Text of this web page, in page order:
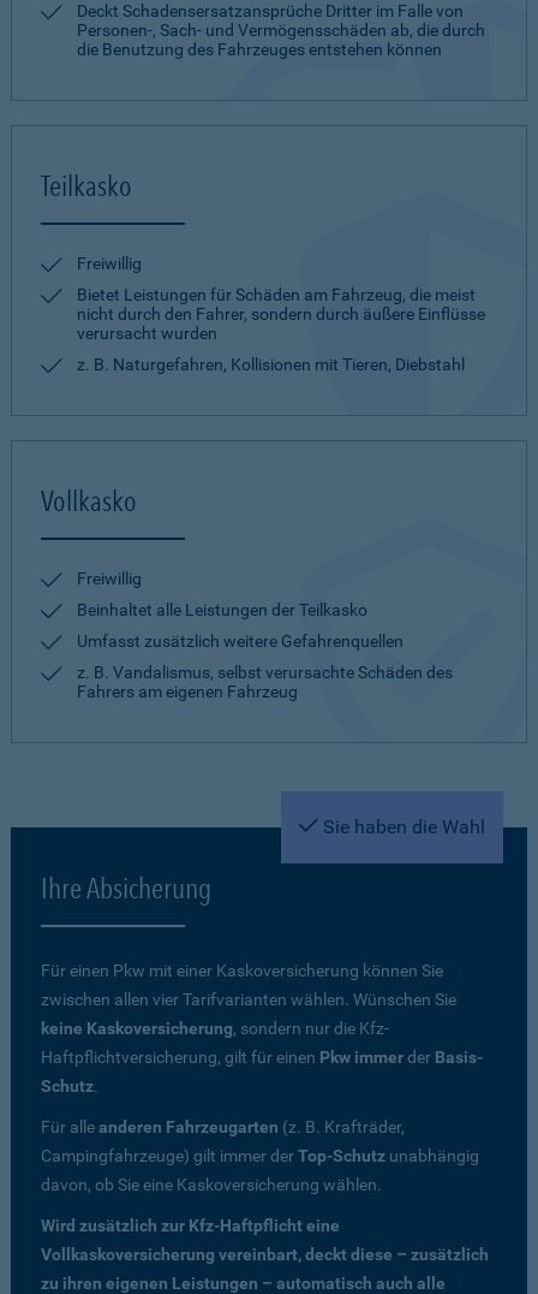
Deckt Schadensersatzansprüche Dritter im Falle von
Personen-, Sach- und Vermögensschäden ab, die durch
die Benutzung des Fahrzeuges entstehen können
Teilkasko
Freiwillig
Bietet Leistungen für Schäden am Fahrzeug, die meist
nicht durch den Fahrer, sondern durch äußere Einflüsse
verursacht wurden
z. B. Naturgefahren, Kollisionen mit Tieren, Diebstahl
Vollkasko
Freiwillig
Beinhaltet alle Leistungen der Teilkasko
Umfasst zusätzlich weitere Gefahrenquellen
z. B. Vandalismus, selbst verursachte Schäden des
Fahrers am eigenen Fahrzeug
Sie haben die Wahl
Ihre Absicherung
Für einen Pkw mit einer Kaskoversicherung können Sie
zwischen allen vier Tarifvarianten wählen. Wünschen Sie
keine Kaskoversicherung, sondern nur die Kfz-
Haftpflichtversicherung, gilt für einen Pkw immerder Basis-
Schutz.
Für alleanderen Fahrzeugarten (z. B. Krafträder,
Campingfahrzeuge) gilt immer derTop-Schutz unabhängig
davon, ob Sie eine Kaskoversicherung wählen.
Wird zusätzlich zur Kfz-Haftpflicht eine
Vollkaskoversicherung vereinbart, deckt diese – zusätzlich
zu ihren eigenen Leistungen – automatisch auch alle